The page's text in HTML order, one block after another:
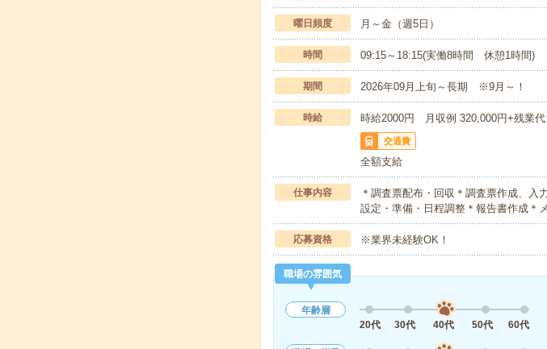
曜日頻度 月～金（週5日）
時間 09:15～18:15(実働8時間 休憩1時間)
期間 2026年09月上旬～長期 ※9月～！
時給 時給2000円 月収例 320,000円+残業代
交通費
全額支給
仕事内容
＊調査票配布・回収＊調査票作成、入
設定・準備・日程調整＊報告書作成
応募資格 ※業界未経験OK！
職場の雰囲気
年齢層
20代
30代 40代 50代 60代